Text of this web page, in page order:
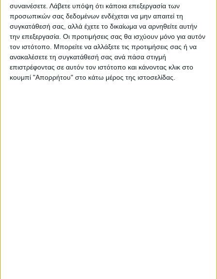
συναινέσετε. Λάβετε υπόψη ότι κάποια επεξεργασία των
προσωπικών σας δεδομένων ενδέχεται να μην απαιτεί τη
συγκατάθεσή σας, αλλά έχετε το δικαίωμα να αρνηθείτε αυτήν
την επεξεργασία. Οι προτιμήσεις σας θα ισχύουν μόνο για αυτόν
τον ιστότοπο. Μπορείτε να αλλάξετε τις προτιμήσεις σας ή να
ανακαλέσετε τη συγκατάθεσή σας ανά πάσα στιγμή
επιστρέφοντας σε αυτόν τον ιστότοπο και κάνοντας κλικ στο
κουμπί "Απορρήτου" στο κάτω μέρος της ιστοσελίδας.
την επιζωοτία της πανώλης των μικρών
μηρυκαστικών και την επιζωοτία της
Ευλογιάς των προβάτων, στην περιοχή της
κάθε σταβλικής εγκατάστασης.
4) Επιτρέπονται οι μετακινήσεις
αιγοπροβάτων προς σφαγή, ως κάτωθι: